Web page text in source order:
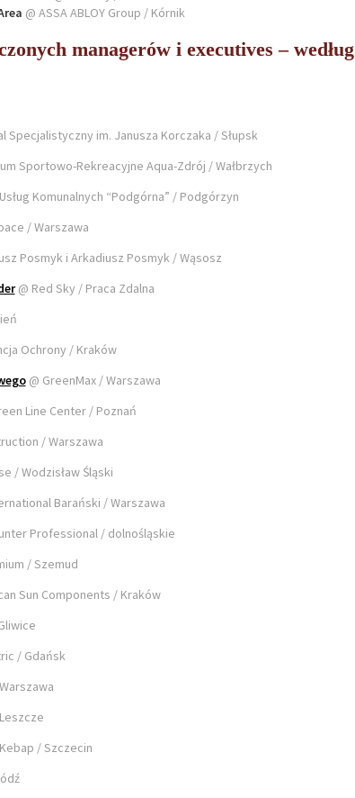
@ ASSA ABLOY Group / Kórnik
managerów i executives – według
Specjalistyczny im. Janusza Korczaka / Słupsk
Sportowo-Rekreacyjne Aqua-Zdrój / Wałbrzych
Komunalnych “Podgórna” / Podgórzyn
/ Warszawa
Posmyk i Arkadiusz Posmyk / Wąsosz
@ Red Sky / Praca Zdalna
Ochrony / Kraków
@ GreenMax / Warszawa
Line Center / Poznań
/ Warszawa
/ Wodzisław Śląski
Barański / Warszawa
Professional / dolnośląskie
/ Szemud
Sun Components / Kraków
/ Gdańsk
/ Szczecin